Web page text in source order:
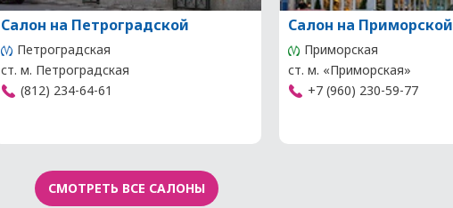
Салон на Петроградской
Петроградская
ст. м. Петроградская
(812) 234-64-61
Салон на Приморской
Приморская
ст. м. «Приморская»
+7 (960) 230-59-77
СМОТРЕТЬ ВСЕ САЛОНЫ